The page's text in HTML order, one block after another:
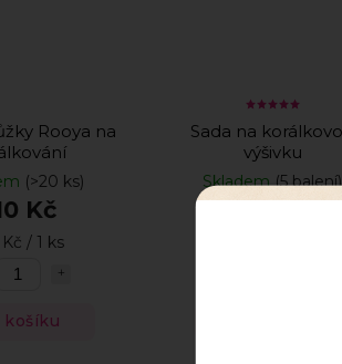
Rooya na
(>20 ks)
Kč
/ 1 ks
košíku
Sada na
výšivku
Skladem(5 balení)
450 Kč